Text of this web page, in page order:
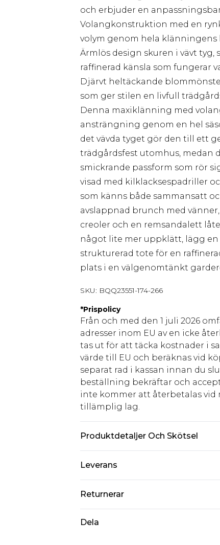
och erbjuder en
Volangkonstruktion med en
volym genom hela klänningens
Ärmlös design skuren i vävt
raffinerad känsla som fungerar
Djärvt heltäckande
som ger stilen en livfull
Denna maxiklänning med
ansträngning genom en hel
det vävda tyget gör den till ett
trädgårdsfest utomhus, medan
smickrande passform som rör
visad med kilklacksespadriller
som känns både sammansatt
avslappnad brunch med
creoler och en remsandalett
något lite mer uppklätt, lägg en
strukturerad tote för en
plats i en välgenomtänkt
SKU: BQQ23551-174-266
*Prispolicy
Från och med den 1 juli 2026
adresser inom EU av en icke
tas ut för att täcka kostnader i
värde till EU och beräknas vid
separat rad i kassan innan du
beställning bekräftar och
inte kommer att återbetalas vid
tillämplig lag.
Produktdetaljer Och Skötsel
Leverans
Standardleverans Sverige
Expressleverans Sverige
Returnerar
Dela